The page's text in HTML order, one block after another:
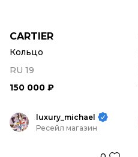
CARTIER
Кольцо
RU 19
150 000 ₽
luxury_michael
Ресейл магазин